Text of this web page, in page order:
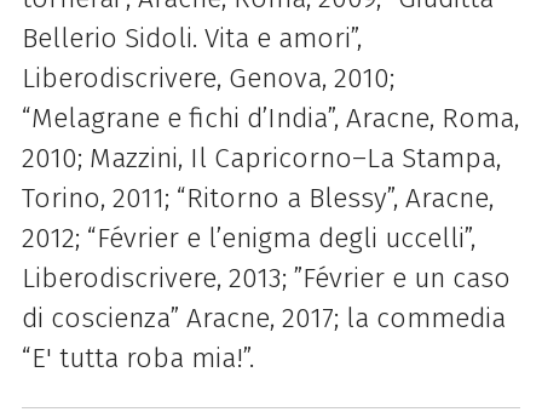
Bellerio Sidoli. Vita e amori”,
Liberodiscrivere, Genova, 2010;
“Melagrane e fichi d’India”, Aracne, Roma,
2010; Mazzini, Il Capricorno–La Stampa,
Torino, 2011; “Ritorno a Blessy”, Aracne,
2012; “Février e l’enigma degli uccelli”,
Liberodiscrivere, 2013; ”Février e un caso
di coscienza” Aracne, 2017; la commedia
“E' tutta roba mia!”.